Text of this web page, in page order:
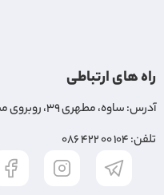
راه های ارتباطی
آدرس: ساوه، مطهری ۳۹، روبروی مسجد امام جواد
تلفن: ۱۰۴ ۰۰ ۴۲۲ ۰۸۶